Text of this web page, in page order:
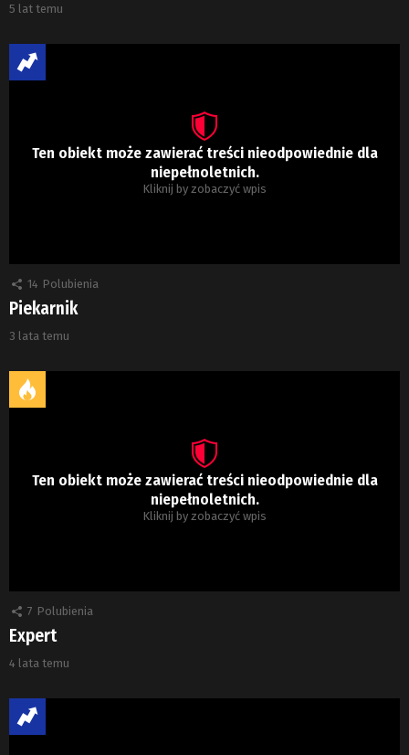
5 lat temu
Ten obiekt może zawierać treści nieodpowiednie dla
niepełnoletnich.
Kliknij by zobaczyć wpis
14 Polubienia
Piekarnik
3 lata temu
Ten obiekt może zawierać treści nieodpowiednie dla
niepełnoletnich.
Kliknij by zobaczyć wpis
7 Polubienia
Expert
4 lata temu